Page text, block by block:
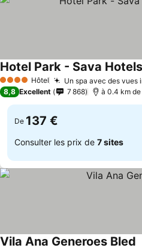
4 Étoiles Hôtel Un spa avec des vues
Hotel Park - Sava
8,8 Excellent 7 868 à 0.4 km
De 137 €
Consulter les prix de 7 sites
Vila Ana Generoes Bled